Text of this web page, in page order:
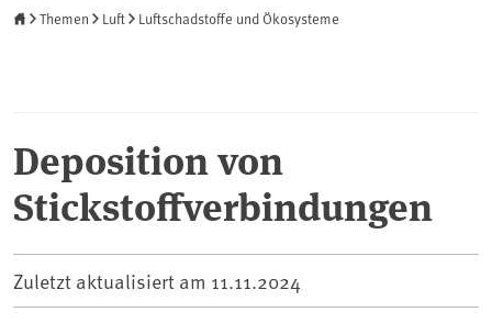
Themen Luft Luftschadstoffe und Ökosysteme
Deposition von
Stickstoffverbindungen
Zuletzt aktualisiert am 11.11.2024